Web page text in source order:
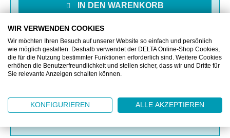
IN DEN WARENKORB
VERGLEICHEN
OFFERTE EINHOLEN
WIR VERWENDEN COOKIES
Wir möchten Ihren Besuch auf unserer Website so einfach und persönlich
wie möglich gestalten. Deshalb verwendet der DELTA Online-Shop Cookies,
die für die Nutzung bestimmter Funktionen erforderlich sind. Weitere Cookies
erhöhen die Benutzerfreundlichkeit und stellen sicher, dass wir und Dritte für
Sie relevante Anzeigen schalten können.
KONFIGURIEREN ALLE AKZEPTIEREN